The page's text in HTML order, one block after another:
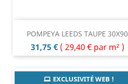
POMPEYA LEEDS TAUPE 30X90
Prix
31,75 € ( 29,40 € par m² )
EXCLUSIVITÉ WEB !